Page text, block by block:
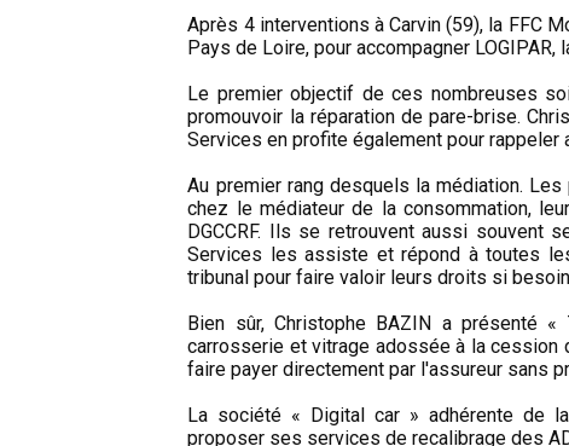
Après 4 interventions à Carvin (59), la FFC
Pays de Loire, pour accompagner
Le premier objectif de ces nombreuses
promouvoir la réparation de pare-brise.
Services en profite également pour
Au premier rang desquels la médiation.
chez le médiateur de la consommation,
DGCCRF. Ils se retrouvent aussi souvent
Services les assiste et répond à toutes
tribunal pour faire valoir leurs droits si
Bien sûr, Christophe BAZIN a présenté
carrosserie et vitrage adossée à la cession
faire payer directement par l'assureur sans
La société « Digital car » adhérente de
proposer ses services de recalibrage des